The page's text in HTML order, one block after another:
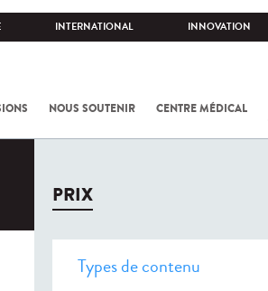
INTERNATIONAL INNOVATION
NOUS SOUTENIR CENTRE MÉDICAL
PRIX